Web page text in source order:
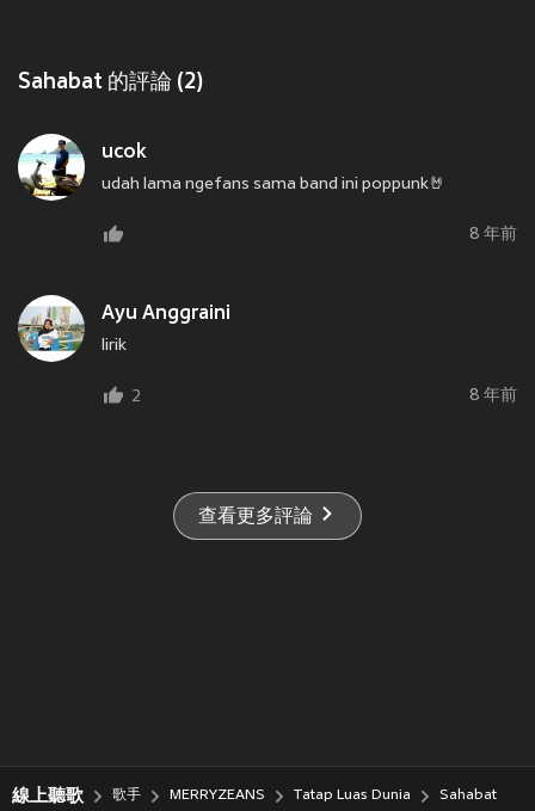
Sahabat 的評論 (2)
ucok
udah lama ngefans sama band ini poppunk🤘
8 年前
Ayu Anggraini
lirik
2 8 年前
查看更多評論
線上聽歌 歌手 MERRYZEANS Tatap Luas Dunia Sahabat